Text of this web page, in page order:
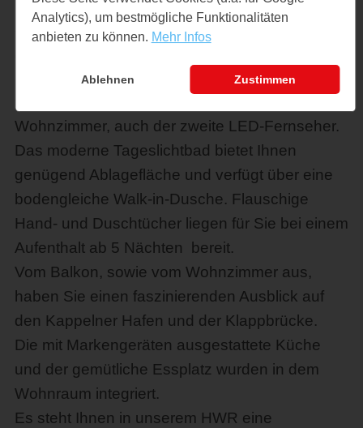
Daunendecken. Während das eine
Schlafzimmer mit einem Doppelbett (180/200)
Schlafraum zwei Einzelbetten in der Größe
Wohnzimmer, auch der zweite LED-Fernseher.
Das moderne Tageslichtbad bietet Ihnen
genügend Ablagefläche und verfügt über eine
bodengleiche Walk-in-Dusche. Flauschige
Hand- und Duschtücher liegen für Sie bei einem
Aufenthalt ab 5 Nächten bereit.
Vom Balkon, sowie vom Wohnzimmer aus,
haben Sie einen faszinierenden Ausblick auf
den Kappelner Hafen und der Klappbrücke.
Die mit Markengeräten ausgestattete Küche
und der gemütliche Essplatz wurden in dem
Wohnraum integriert.
Es steht Ihnen in unserem HWR eine
Analytics), um bestmögliche Funktionalitäten
anbieten zu können. Mehr Infos
Ablehnen Zustimmen